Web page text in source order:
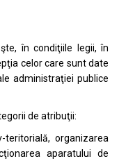
în condiţiile legii, în
celor care sunt date
administraţiei publice
de atribuţii:
organizarea
aparatului de